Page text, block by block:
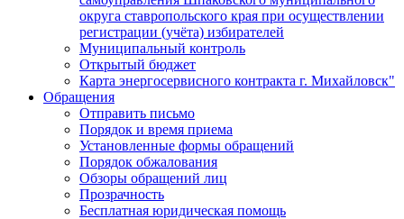
округа ставропольского края при осуществлении
регистрации (учёта) избирателей
Муниципальный контроль
Открытый бюджет
Карта энергосервисного контракта г. Михайловск"
Обращения
Отправить письмо
Порядок и время приема
Установленные формы обращений
Порядок обжалования
Обзоры обращений лиц
Прозрачность
Бесплатная юридическая помощь